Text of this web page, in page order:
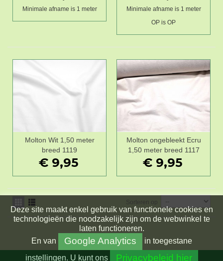
Minimale afname is 1 meter
Minimale afname is 1 meter
OP is OP
Molton Wit 1,50 meter
breed 1119
€ 9,95
Molton ongebleekt Ecru
1,50 meter breed 1117
€ 9,95
Sorteren op
Deze site maakt enkel gebruik van functionele cookies en
technologieën die noodzakelijk zijn om de webwinkel te
laten functioneren.
En van Google Analytics
in toegestane
instellingen. U kunt ons Privacybeleid hier